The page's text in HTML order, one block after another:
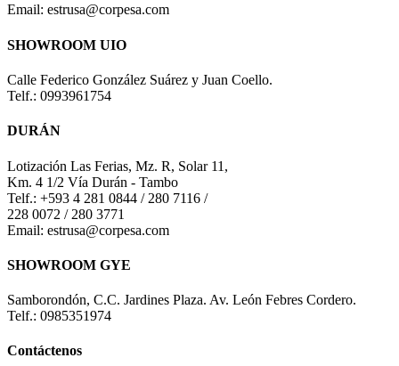
Email: estrusa@corpesa.com
SHOWROOM UIO
Calle Federico González Suárez y Juan Coello.
Telf.: 0993961754
DURÁN
Lotización Las Ferias, Mz. R, Solar 11,
Km. 4 1/2 Vía Durán - Tambo
Telf.: +593 4 281 0844 / 280 7116 /
228 0072 / 280 3771
Email: estrusa@corpesa.com
SHOWROOM GYE
Samborondón, C.C. Jardines Plaza. Av. León Febres Cordero.
Telf.: 0985351974
Contáctenos